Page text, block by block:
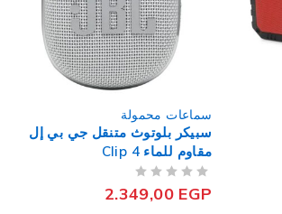
سماعات محمولة
سبيكر بلوتوث متنقل جي بي إل
مقاوم للماء Flip 6
5.399,00 EGP